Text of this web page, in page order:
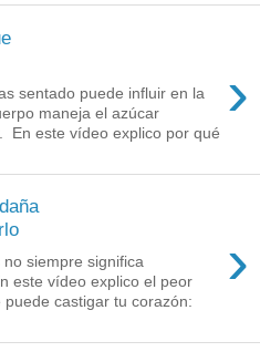
›
sentado puede influir en la
maneja el azúcar
En este vídeo explico por qué
›
siempre significa
este vídeo explico el peor
castigar tu corazón: